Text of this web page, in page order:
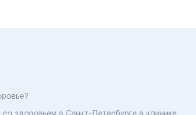
со здоровьем в Санкт-Петербурге в клинике